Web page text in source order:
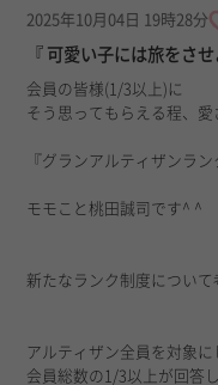
2025年10月04日 19時28分
『 可愛い子には旅をさせ
会員の皆様(1/3以上)に
そう思ってもらえる程、愛
『グランアルティザンラ
モモこと桃田誠司です^ ^
新たなランク制度について
アルティザン全員を対象に
会員総数の1/3以上が回答